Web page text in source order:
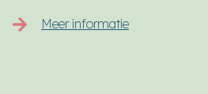
Meer informatie